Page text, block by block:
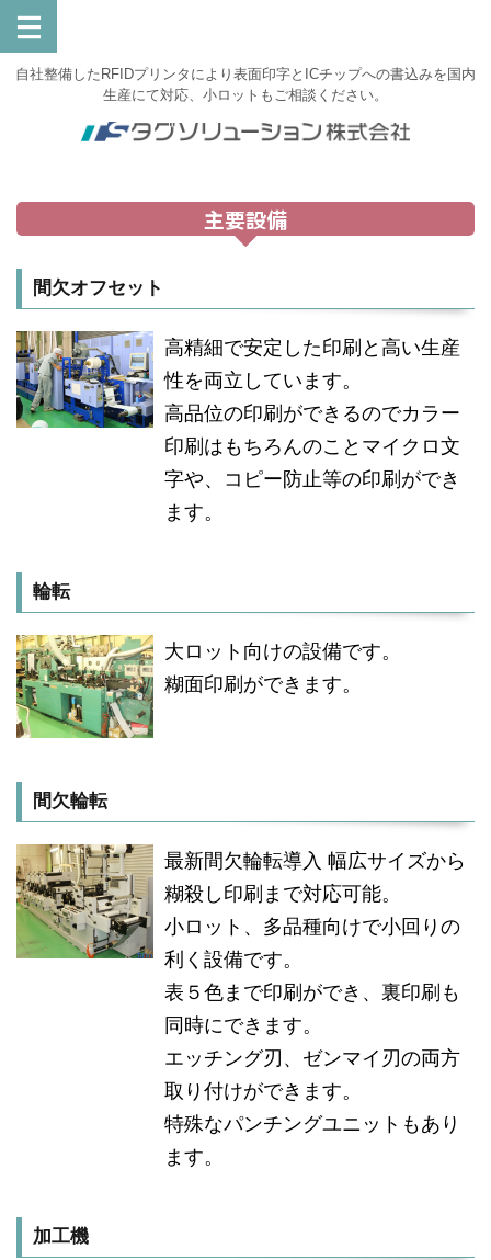
自社整備したRFIDプリンタにより表面印字とICチップへの書込みを国内
生産にて対応、小ロットもご相談ください。
主要設備
間欠オフセット
高精細で安定した印刷と高い生産
性を両立しています。
高品位の印刷ができるのでカラー
印刷はもちろんのことマイクロ文
字や、コピー防止等の印刷ができ
ます。
輪転
大ロット向けの設備です。
糊面印刷ができます。
間欠輪転
最新間欠輪転導入 幅広サイズから
糊殺し印刷まで対応可能。
小ロット、多品種向けで小回りの
利く設備です。
表５色まで印刷ができ、裏印刷も
同時にできます。
エッチング刃、ゼンマイ刃の両方
取り付けができます。
特殊なパンチングユニットもあり
ます。
加工機